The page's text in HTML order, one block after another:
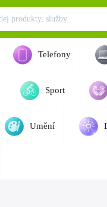
Telefony
Sport
Umění